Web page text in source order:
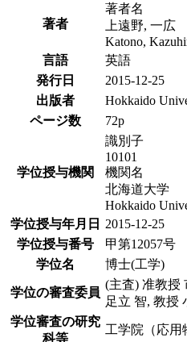
著者
著者名
上遠野, 一広
Katono,
言語
英語
発行日
2015-12-25
出版者
Hokkaido
ページ数
72p
学位授与機関
識別子
10101
機関名
北海道大学
Hokkaido
学位授与年月日
2015-12-25
学位授与番号
甲第12057号
学位名
博士(工学)
学位の審査委員
(主査) 准教授
足立 智, 教授
学位審査の研究
科等
工学院（応用